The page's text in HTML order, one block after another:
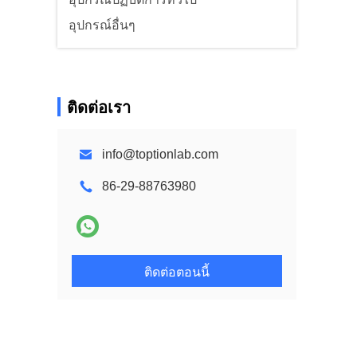
อุปกรณ์อื่นๆ
ติดต่อเรา
info@toptionlab.com
86-29-88763980
ติดต่อตอนนี้